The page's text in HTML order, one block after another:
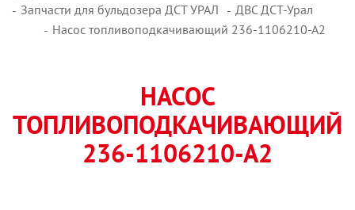
Запчасти для бульдозера ДСТ УРАЛ
ДВС ДСТ-Урал
Насос топливоподкачивающий 236-1106210-А2
НАСОС
ТОПЛИВОПОДКАЧИВАЮЩИЙ
236-1106210-А2